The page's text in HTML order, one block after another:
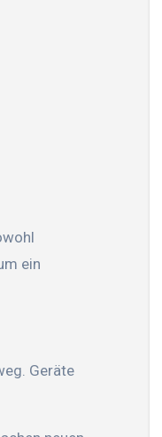
ein
Geräte